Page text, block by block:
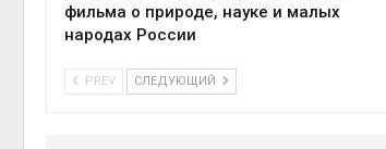
фильма о природе, науке и малых
народах России
PREV СЛЕДУЮЩИЙ